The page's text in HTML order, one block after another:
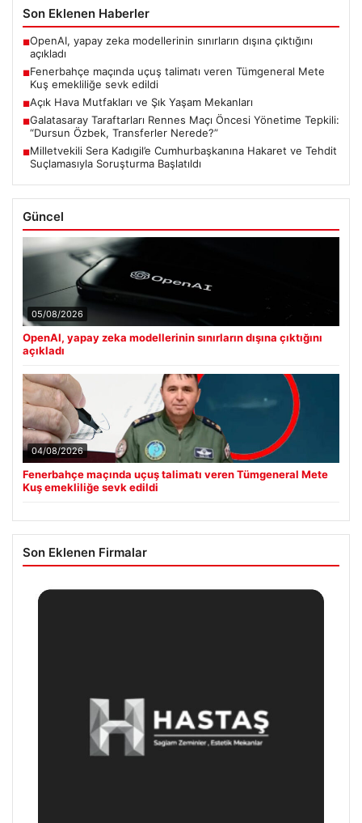
Son Eklenen Haberler
■OpenAI, yapay zeka modellerinin sınırların dışına çıktığını
açıkladı
■Fenerbahçe maçında uçuş talimatı veren Tümgeneral Mete
Kuş emekliliğe sevk edildi
■Açık Hava Mutfakları ve Şık Yaşam Mekanları
■Galatasaray Taraftarları Rennes Maçı Öncesi Yönetime Tepkili:
“Dursun Özbek, Transferler Nerede?”
■Milletvekili Sera Kadıgil’e Cumhurbaşkanına Hakaret ve Tehdit
Suçlamasıyla Soruşturma Başlatıldı
Güncel
05/08/2026
OpenAI, yapay zeka modellerinin sınırların dışına çıktığını
açıkladı
04/08/2026
Fenerbahçe maçında uçuş talimatı veren Tümgeneral Mete
Kuş emekliliğe sevk edildi
Son Eklenen Firmalar